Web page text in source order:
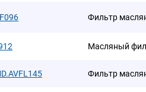
Фильтр
Масляный
Фильтр